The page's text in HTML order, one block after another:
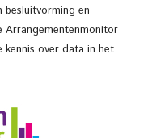
en
Arrangementenmonitor
over data in het